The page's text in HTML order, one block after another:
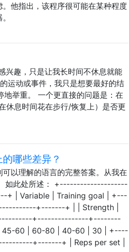
他指出，该程序很可能在某种程度
兴趣，只是让我长时间不休息就能
运动或事件，我只是想要最好的结
地举重。 一个更直接的问题是：在
休息时间花在步行/恢复上）是否更
哪些差异？
以理解的语言的完整答案。从我在
。 如此处所述： +--------------------
Variable | Training goal | +---
+-------+ | | Strength |
+---------------+--------
60 | 60-80 | 40-60 | 30 | +----
+-------+ | Reps per set |